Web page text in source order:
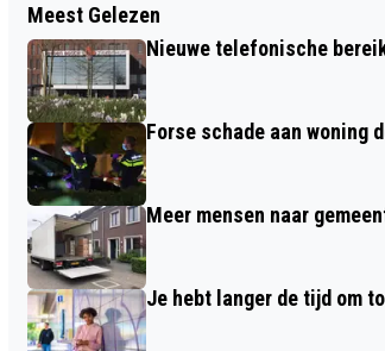
BRANDWEER IN ACTIE VOOR
KACHELHOUT
Meest Gelezen
Nieuwe telefonische
Forse schade aan woning
Meer mensen naar
Je hebt langer de tijd om